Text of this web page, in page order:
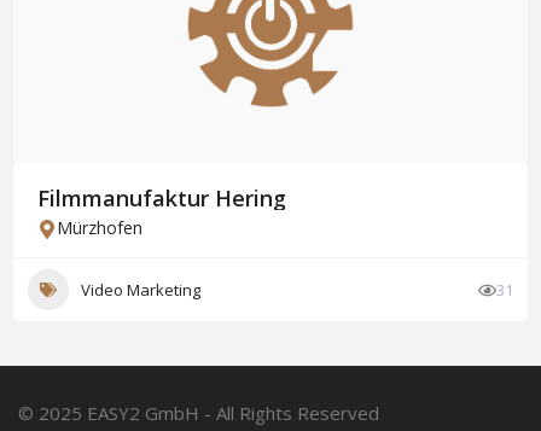
Filmmanufaktur Hering
Mürzhofen
Video Marketing 31
© 2025 EASY2 GmbH - All Rights Reserved